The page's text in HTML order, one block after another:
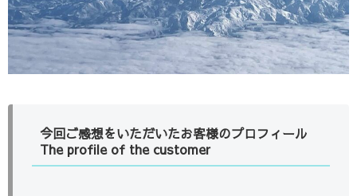
今回ご感想をいただいたお客様のプロフィール
The profile of the customer